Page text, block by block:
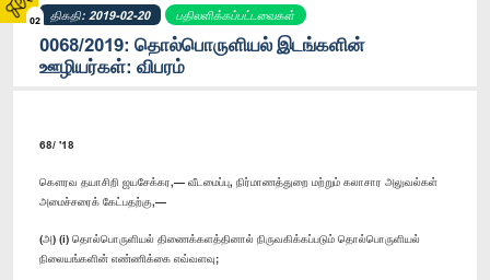
02 திகதி: 2019-02-20 பதிலளிக்கப்பட்டவைகள்
0068/2019: தொல்பொருளியல் இடங்களின்
ஊழியர்கள்: விபரம்
68/ '18
கௌரவ தயாசிறி ஜயசேக்கர,— வீடமைப்பு, நிர்மாணத்துறை மற்றும் கலாசார அலுவல்கள்
அமைச்சரைக் கேட்பதற்கு,—
(அ) (i) தொல்பொருளியல் திணைக்களத்தினால் நிருவகிக்கப்படும் தொல்பொருளியல்
நிலையங்களின் எண்ணிக்கை எவ்வளவு;